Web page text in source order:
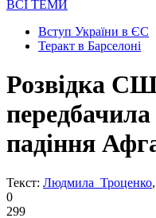
ВСІ ТЕМИ
Вступ України в ЄС
Теракт в Барселоні
Розвідка
падіння
Текст: Людмила Троценко
0
299